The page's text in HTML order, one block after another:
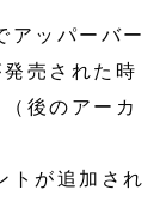
アッパーバー
売された時
後のアーカ
トが追加され